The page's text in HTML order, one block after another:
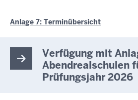
Anlage 7: Terminübersicht
Verfügung mit
Abendrealschulen
Prüfungsjahr 2026